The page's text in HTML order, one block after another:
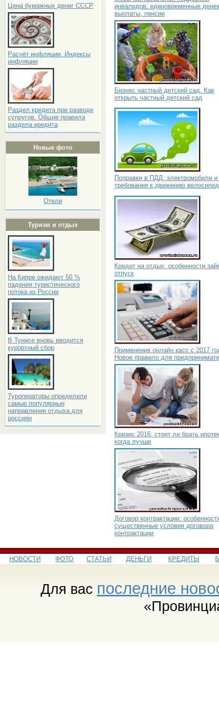
Цена бумажных денег СССР
Расчёт инфляции. Индексы
инфляции
Раздел кредита при разводе
супругов. Общие правила
раздела кредита
Новые фото
Отели
Туризм и отдых
На Кипре ожидают 50 %
падения туристического
потока из России
В Тунисе вновь вводится
курортный сбор
Туроператоры определили
самые популярные
направления отдыха для
россиян
инвалидов: единовременные
выплаты, пенсии
Бизнес частный детский сад. Как
открыть частный детский сад
Поправки в ПДД: электромобили
требования к движению
Кредит на отдых: особенности
отпуск
Применение онлайн касс с 2017
Новое правило для
Кризис 2016: стоит ли брать
когда лучше
Договор контрактации:
существенные условия договора
контрактации
НОВОСТИ ФОТО СТАТЬИ ДЕНЬГИ КРЕДИТЫ
Для вас последние